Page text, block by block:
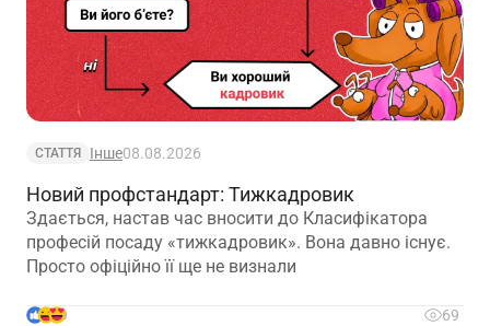
СТАТТЯ Інше08.08.2026
Новий профстандарт: Тижкадровик
Здається, настав час вносити до Класифікатора
професій посаду «тижкадровик». Вона давно існує.
Просто офіційно її ще не визнали
9
69